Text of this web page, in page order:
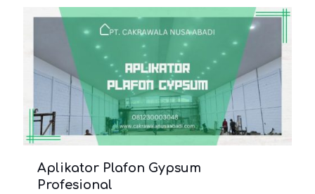
Aplikator Plafon Gypsum
Profesional